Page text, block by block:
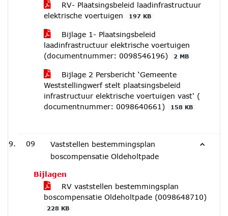
RV- Plaatsingsbeleid laadinfrastructuur
elektrische voertuigen
197 KB
Bijlage 1- Plaatsingsbeleid
laadinfrastructuur elektrische voertuigen
(documentnummer: 0098546196)
2 MB
Bijlage 2 Persbericht ‘Gemeente
Weststellingwerf stelt plaatsingsbeleid
infrastructuur elektrische voertuigen vast' (
documentnummer: 0098640661)
158 KB
09
Vaststellen bestemmingsplan
boscompensatie Oldeholtpade
Bijlagen
RV vaststellen bestemmingsplan
boscompensatie Oldeholtpade (0098648710)
228 KB